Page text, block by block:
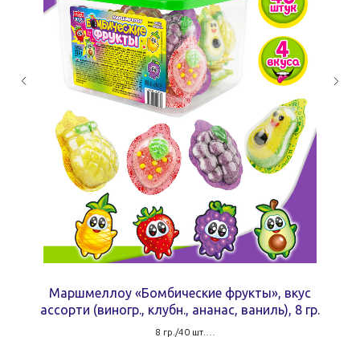
Маршмеллоу «Бомбические фрукты», вкус
ассорти (виногр., клубн., ананас, ваниль), 8 гр.
8 гр./40 шт.